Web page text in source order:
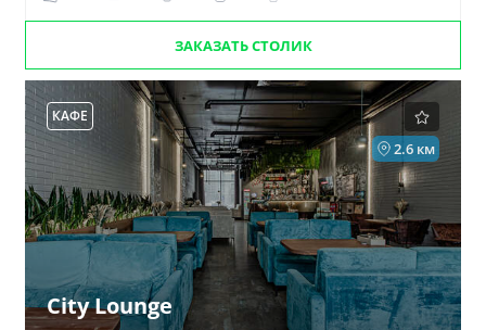
ЗАКАЗАТЬ СТОЛИК
КАФЕ
2.6 км
City Lounge